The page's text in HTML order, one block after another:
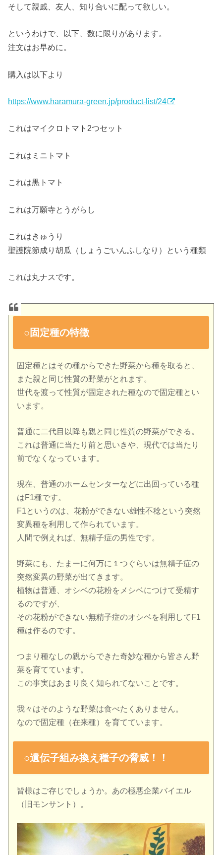
そして親戚、友人、知り合いに配って欲しい。
というわけで、以下、数に限りがあります。
注文はお早めに。
購入は以下より
https://www.haramura-green.jp/product-list/24
これはマイクロトマト2つセット
これはミニトマト
これは黒トマト
これは万願寺とうがらし
これはきゅうり
聖護院節成り胡瓜（しょうごいんふしなり）という種類
これは丸ナスです。
○固定種の特徴
固定種とはその種からできた野菜から種を取ると、
また親と同じ性質の野菜がとれます。
世代を渡って性質が固定された種なので固定種とい
います。
普通に二代目以降も親と同じ性質の野菜ができる。
これは普通に当たり前と思いきや、現代では当たり
前でなくなっています。
現在、普通のホームセンターなどに出回っている種
はF1種です。
F1というのは、花粉ができない雄性不稔という突然
変異種を利用して作られています。
人間で例えれば、無精子症の男性です。
野菜にも、たまーに何万に１つぐらいは無精子症の
突然変異の野菜が出てきます。
植物は普通、オシベの花粉をメシベにつけて受精す
るのですが、
その花粉ができない無精子症のオシベを利用してF1
種は作るのです。
つまり種なしの親からできた奇妙な種から皆さん野
菜を育てています。
この事実はあまり良く知られてないことです。
我々はそのような野菜は食べたくありません。
なので固定種（在来種）を育てています。
○遺伝子組み換え種子の脅威！！
皆様はご存じでしょうか。あの極悪企業バイエル
（旧モンサント）。